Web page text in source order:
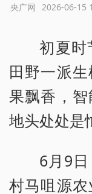
2026-06-15
央广网
初夏时
田野一派
果飘香，
地头处处是
6月9
村马咀源